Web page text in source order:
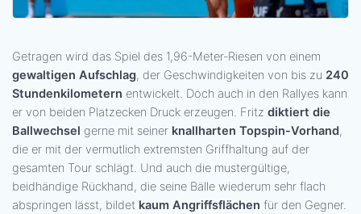
Getragen wird das Spiel des 1,96-Meter-Riesen von einem
gewaltigen Aufschlag, der Geschwindigkeiten von bis zu 240
Stundenkilometern entwickelt. Doch auch in den Rallyes kann
er von beiden Platzecken Druck erzeugen. Fritz diktiert die
Ballwechsel gerne mit seiner knallharten Topspin-Vorhand,
die er mit der vermutlich extremsten Griffhaltung auf der
gesamten Tour schlägt. Und auch die mustergültige,
beidhändige Rückhand, die seine Bälle wiederum sehr flach
abspringen lässt, bildet kaum Angriffsflächen für den Gegner.